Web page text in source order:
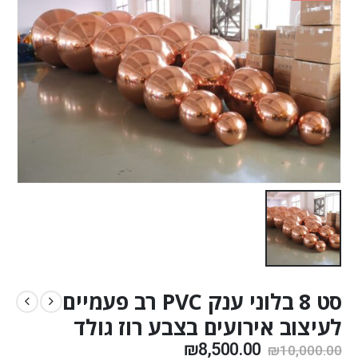
סט 8 בלוני ענק PVC רב פעמיים
לעיצוב אירועים בצבע רוז גולד
₪10,000.00
₪8,500.00